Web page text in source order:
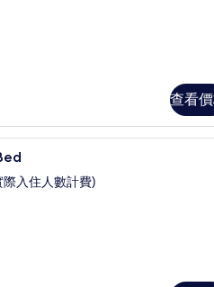
查看
Select Comfort 床墊、迷你
際入住人數計費)